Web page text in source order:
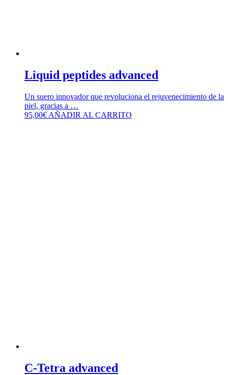
Liquid peptides advanced
Un suero innovador que revoluciona el rejuvenecimiento de la
piel, gracias a …
95,00€ AÑADIR AL CARRITO
C-Tetra advanced